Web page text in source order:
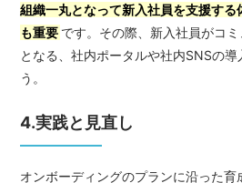
組織一丸となって新入社員を支援する
も重要 です。その際、新入社員がコ
となる、社内ポータルや社内SNSの導
う。
4.実践と見直し
オンボーディングのプランに沿った